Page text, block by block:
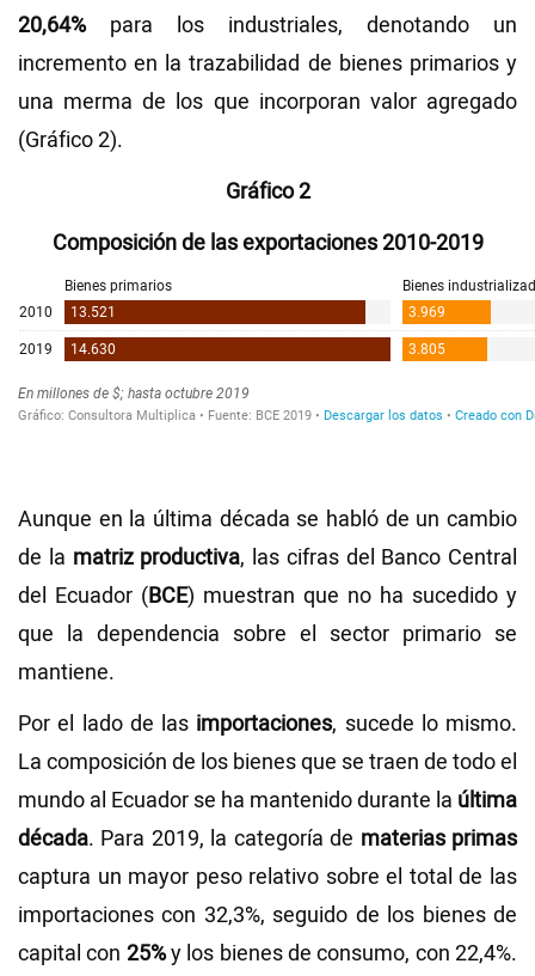
20,64%para los industriales, denotando un
incremento en la trazabilidad de bienes primarios y
una merma de los que incorporan valor agregado
(Gráfico 2).
Gráfico 2
Composición de las exportaciones 2010-2019
Aunque en la última década se habló de un cambio
de la matriz productiva, las cifras del Banco Central
del Ecuador (BCE) muestran que no ha sucedido y
que la dependencia sobre el sector primario se
mantiene.
Por el lado de las importaciones, sucede lo mismo.
La composición de los bienes que se traen de todo el
mundo al Ecuador se ha mantenido durante la última
década. Para 2019, la categoría de materias primas
captura un mayor peso relativo sobre el total de las
importaciones con 32,3%, seguido de los bienes de
capital con 25%y los bienes de consumo, con 22,4%.